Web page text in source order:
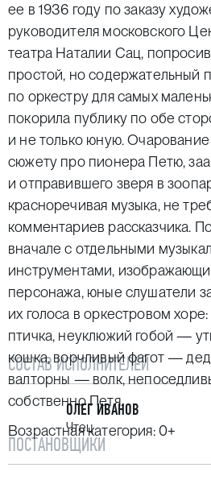
ее в 1936 году по заказу
руководителя московского
театра Наталии Сац,
простой, но содержательный
по оркестру для самых
покорила публику по обе
и не только юную.
сюжету про пионера Петю,
и отправившего зверя в
красноречивая музыка, не
комментариев рассказчика.
вначале с отдельными
инструментами,
персонажа, юные слушатели
их голоса в оркестровом
птичка, неуклюжий гобой —
кошка, ворчливый фагот —
валторны — волк,
собственно Петя.
Возрастная категория: 0+
СОСТАВ ИСПОЛНИТЕЛЕЙ
ОЛЕГ ИВАНОВ
Чтец
ПОСТАНОВЩИКИ